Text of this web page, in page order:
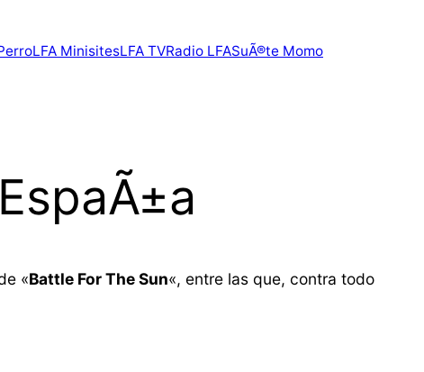
LFA MinisitesLFA TVRadio LFASuÃ®te Momo
«Battle For The Sun«, entre las que, contra todo